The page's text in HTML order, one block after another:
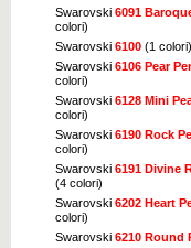
Swarovski 6091
colori)
Swarovski 6100 (1 colori)
Swarovski 6106 Pear
colori)
Swarovski 6128 Mini
colori)
Swarovski 6190 Rock
colori)
Swarovski 6191 Divine
(4 colori)
Swarovski 6202 Heart
colori)
Swarovski 6210 Round